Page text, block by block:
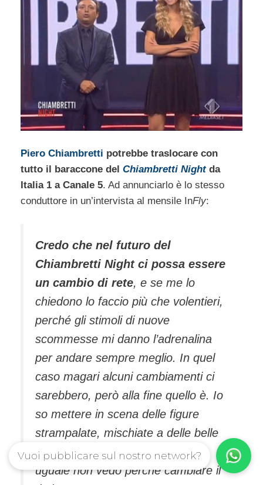
Piero Chiambretti potrebbe traslocare con
tutto il baraccone del Chiambretti Nightda
Italia 1 a Canale 5. Ad annunciarlo è lo stesso
conduttore in un’intervista al mensile InFly:
Credo che nel futuro del
Chiambretti Night ci possa essere
un cambio di rete, e se me lo
chiedono lo faccio più che volentieri,
perché gli stimoli di nuove
scommesse mi danno l’adrenalina
per andare sempre meglio. In quel
caso magari alcuni cambiamenti ci
sarebbero, però alla fine quello è. Io
so mettere in scena delle figure
strampalate, mischiate a delle belle
interviste. Se il contenuto rimane
uguale non vedo perché cambiare il
Vuoi pubblicare sul nostro network?